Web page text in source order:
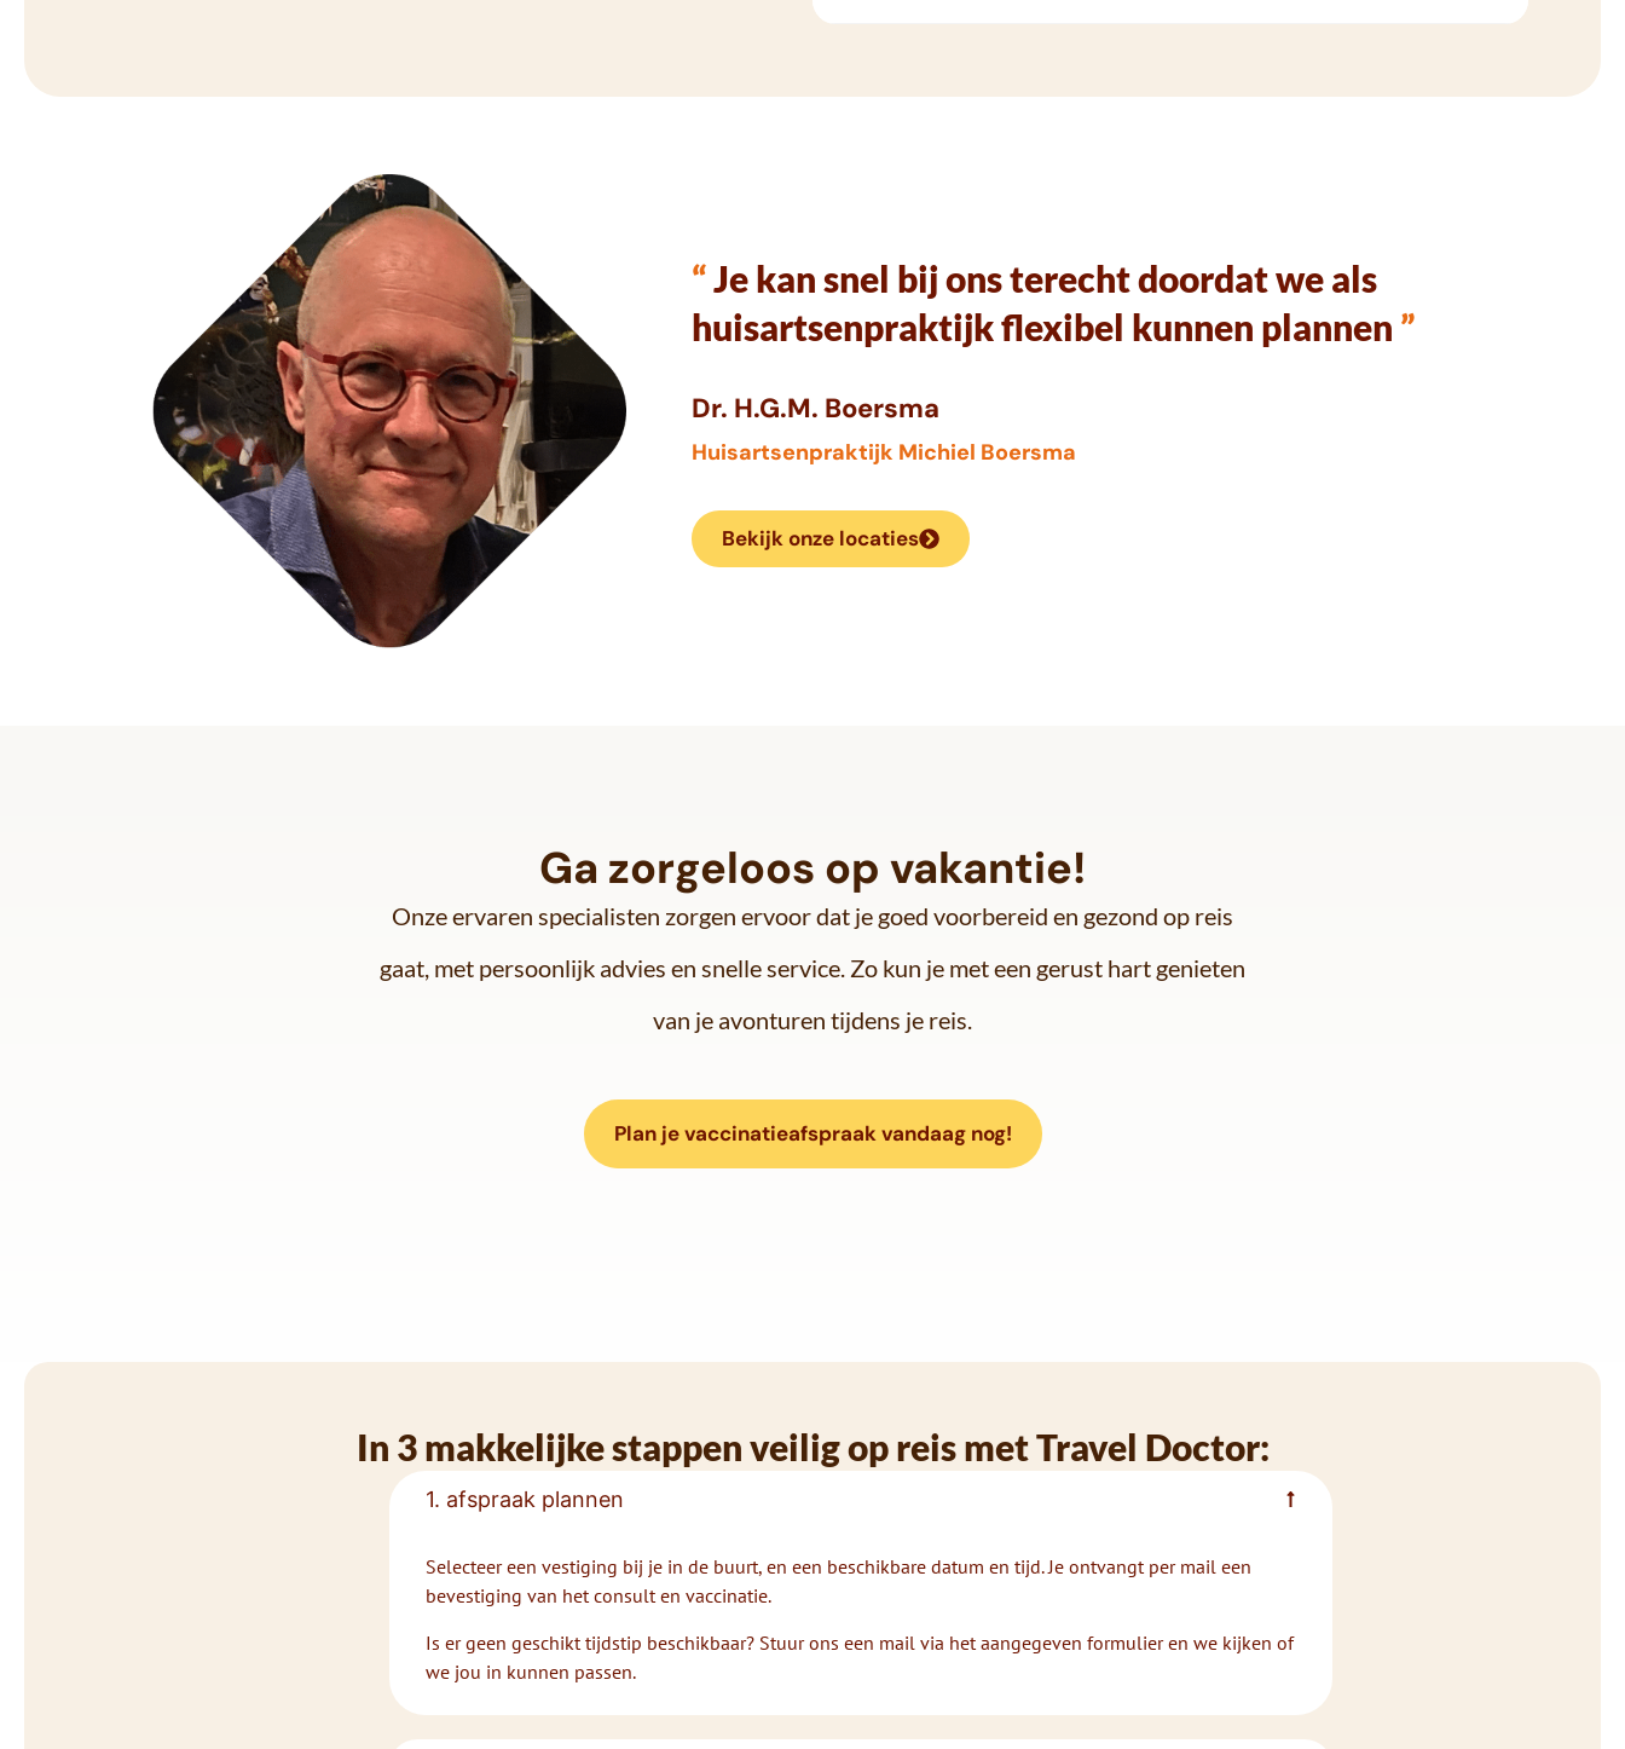
“Je kan snel bij ons terecht doordat we als
huisartsenpraktijk flexibel kunnen plannen ”
Dr. H.G.M. Boersma
Huisartsenpraktijk Michiel Boersma
Bekijk onze locaties
Ga zorgeloos op vakantie!
Onze ervaren specialisten zorgen ervoor dat je goed voorbereid en gezond op reis
gaat, met persoonlijk advies en snelle service. Zo kun je met een gerust hart genieten
van je avonturen tijdens je reis.
Plan je vaccinatieafspraak vandaag nog!
In 3 makkelijke stappen veilig op reis met Travel Doctor:
1. afspraak plannen
Selecteer een vestiging bij je in de buurt, en een beschikbare datum en tijd. Je ontvangt per mail een
bevestiging van het consult en vaccinatie.
Is er geen geschikt tijdstip beschikbaar? Stuur ons een mail via het aangegeven formulier en we kijken of
we jou in kunnen passen.